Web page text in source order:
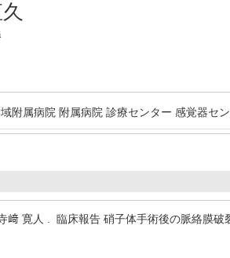
附属病院 附属病院 診療センター 感覚器セ
﨑 寛人 . 臨床報告 硝子体手術後の脈絡膜